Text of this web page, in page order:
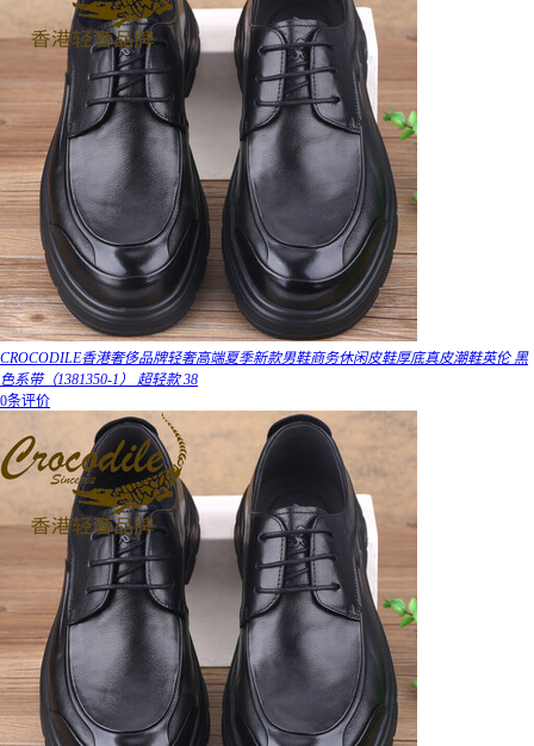
CROCODILE香港奢侈品牌轻奢高端夏季新款男鞋商务休闲皮鞋厚底真皮潮鞋英伦 黑
色系带（1381350-1） 超轻款 38
0条评价